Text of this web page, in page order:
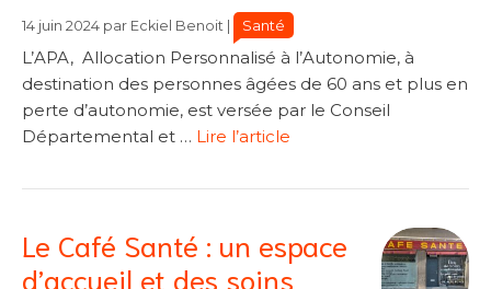
14 juin 2024 par Eckiel Benoit Catégories
Catégories
Santé
L’APA, Allocation Personnalisé à l’Autonomie, à
destination des personnes âgées de 60 ans et plus en
perte d’autonomie, est versée par le Conseil
Départemental et … Lire l’article
Le Café Santé : un espace
d’accueil et des soins